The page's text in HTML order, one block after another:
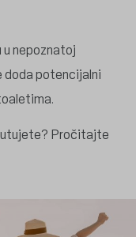
nepoznatoj
doda potencijalni
Pročitajte